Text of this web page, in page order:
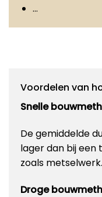
…
Voordelen van
Snelle
De gemiddelde
lager dan bij
zoals metselwerk.
Droge